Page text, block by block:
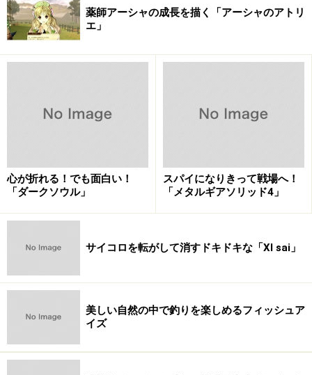
アーマード・コア フォーミュラフロント（PSP、および
PS2）
アーマード・コア ラストレイヴン
ナル（PSPのみ）
ただしこの中の『アーマード・コア フォーミュラフロン
ターナショナル』はアクションゲームではないためシリ
薬師アーシャの成長を描く「アーシャのアトリ
エ」
心が折れる！でも面白い！
「ダークソウル」
スパイになりきって戦場へ！
「メタルギアソリッド4」
サイコロを転がして消すドキドキな「XI sai」
美しい自然の中で釣りを楽しめるフィッシュア
イズ